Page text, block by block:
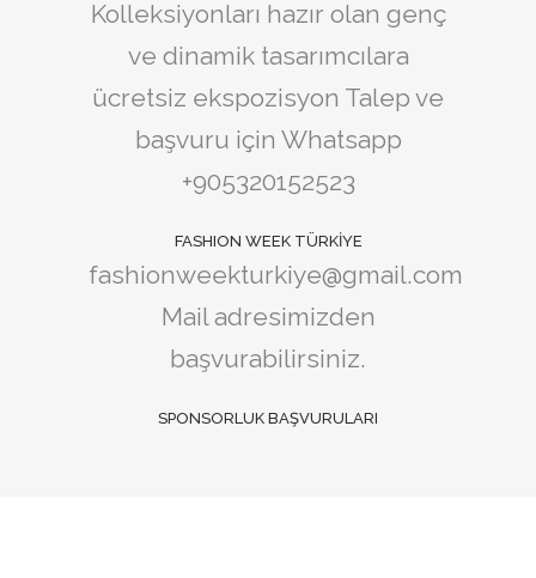
Kolleksiyonları hazır olan genç
ve dinamik tasarımcılara
ücretsiz ekspozisyon Talep ve
başvuru için Whatsapp
+905320152523
FASHION WEEK TÜRKİYE
fashionweekturkiye@gmail.com
Mail adresimizden
başvurabilirsiniz.
SPONSORLUK BAŞVURULARI